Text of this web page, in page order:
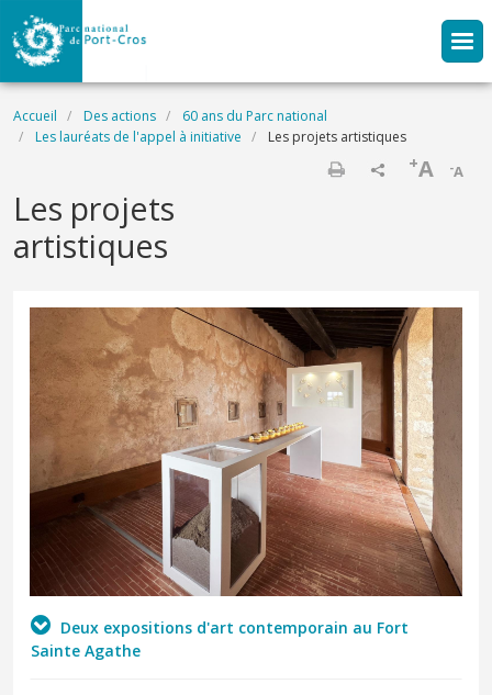
Aller au contenu principal
Fil d'Ariane
Accueil Des actions
60 ans du Parc national
Les lauréats de l'appel à initiative
Les projets artistiques
-A
+A
Les projets
artistiques
Sainte Agathe